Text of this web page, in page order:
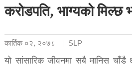
करोडपति, भाग्यको
कार्तिक ०२, २०७८ SLP
यो सांसारिक जीवनमा सबै मानिस